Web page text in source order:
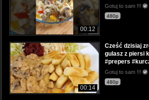
00:12
Gotuj to sam !!!
480p
00:14
Cześć dzisiaj
gulasz z piersi
#prepers
Gotuj to sam !!!
480p